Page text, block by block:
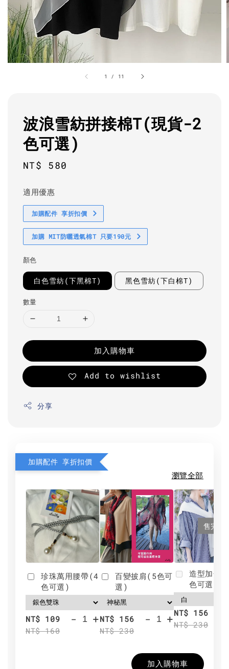
1 / 11
波浪雪紡拼接棉T(現貨-2
色可選)
Regular
NT$ 580
適用優惠
加購配件 享折扣價
加購 MIT防曬透氣棉T 只要190元
顏色
白色雪紡(下黑棉T) 黑色雪紡(下白棉T)
數量
加入購物車
Add to wishlist
分享
加購配件 享折扣價
瀏覽全部
珍珠萬用腰帶(4
色可選)
NT$ 109
NT$ 160
- +
百變披肩(5色可
選)
NT$ 156
NT$ 230
- +
售完
造型加分
色可選)
NT$ 156
NT$ 230
加入購物車